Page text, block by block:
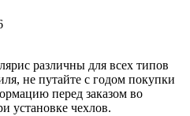
различны для всех типов
не путайте с годом покупки
перед заказом во
установке чехлов.